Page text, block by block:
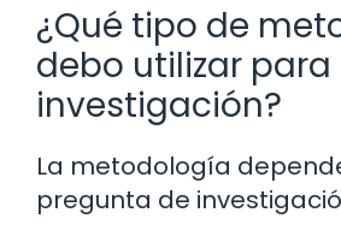
¿Qué tipo de
debo utilizar para
investigación?
La metodología
pregunta de